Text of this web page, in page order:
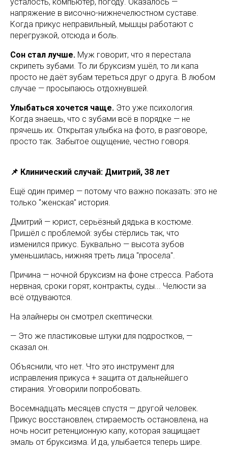
напряжение в височно-нижнечелюстном суставе.
Когда прикус неправильный, мышцы работают с
перегрузкой, отсюда и боль.
Сон стал лучше. Муж говорит, что я перестала
скрипеть зубами. То ли бруксизм ушёл, то ли капа
просто не даёт зубам тереться друг о друга. В любом
случае — просыпаюсь отдохнувшей.
Улыбаться хочется чаще. Это уже психология.
Когда знаешь, что с зубами всё в порядке — не
прячешь их. Открытая улыбка на фото, в разговоре,
просто так. Забытое ощущение, честно говоря.
📌 Клинический случай: Дмитрий, 38 лет
Ещё один пример — потому что важно показать: это не
только "женская" история.
Дмитрий — юрист, серьёзный дядька в костюме.
Пришёл с проблемой: зубы стёрлись так, что
изменился прикус. Буквально — высота зубов
уменьшилась, нижняя треть лица "просела".
Причина — ночной бруксизм на фоне стресса. Работа
нервная, сроки горят, контракты, суды... Челюсти за
всё отдуваются.
На элайнеры он смотрел скептически.
— Это же пластиковые штуки для подростков, —
сказал он.
Объяснили, что нет. Что это инструмент для
исправления прикуса + защита от дальнейшего
стирания. Уговорили попробовать.
Восемнадцать месяцев спустя — другой человек.
Прикус восстановлен, стираемость остановлена, на
ночь носит ретенционную капу, которая защищает
эмаль от бруксизма. И да, улыбается теперь шире.